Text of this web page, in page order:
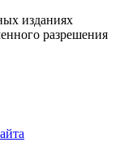
изданиях
разрешения